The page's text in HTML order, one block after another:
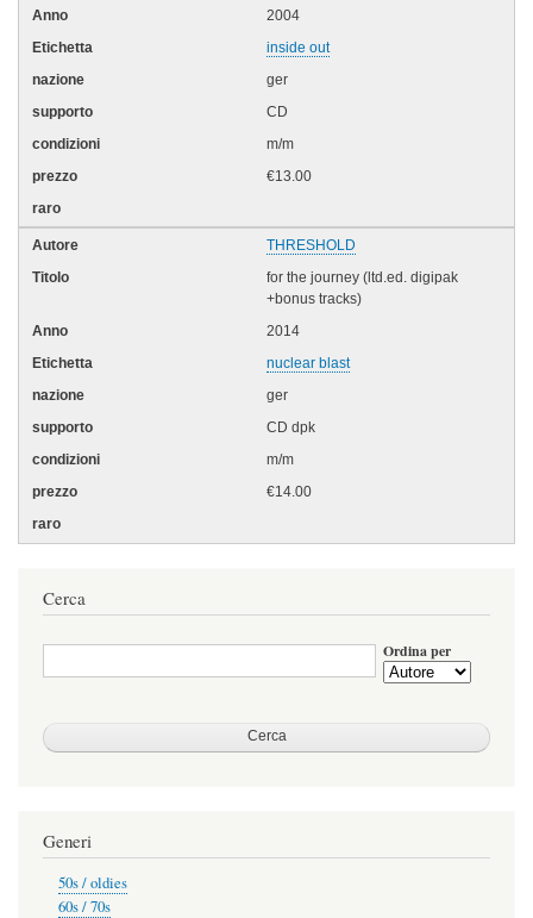
2004
inside out
ger
CD
m/m
€13.00
THRESHOLD
for the journey (ltd.ed. digipak
+bonus tracks)
2014
nuclear blast
ger
CD dpk
m/m
€14.00
Cerca
Ordina per
Generi
50s / oldies
60s / 70s